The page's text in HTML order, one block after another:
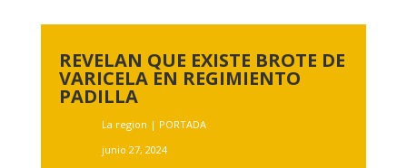
REVELAN QUE EXISTE BROTE DE
VARICELA EN REGIMIENTO
PADILLA
La region | PORTADA
junio 27, 2024